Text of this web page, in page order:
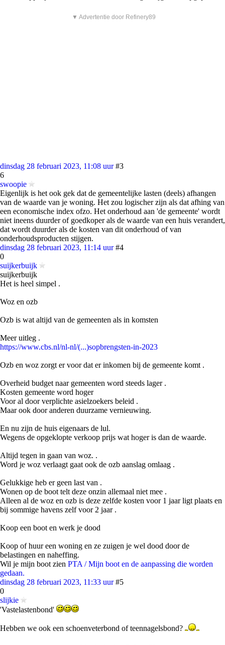
▼ Advertentie door Refinery89
dinsdag 28 februari 2023, 11:08 uur #3
6
swoopie
Eigenlijk is het ook gek dat de gemeentelijke lasten (deels) afhangen
van de waarde van je woning. Het zou logischer zijn als dat afhing van
een economische index ofzo. Het onderhoud aan 'de gemeente' wordt
niet ineens duurder of goedkoper als de waarde van een huis verandert,
dat wordt duurder als de kosten van dit onderhoud of van
onderhoudsproducten stijgen.
dinsdag 28 februari 2023, 11:14 uur #4
0
suijkerbuijk
suijkerbuijk
Het is heel simpel .
Woz en ozb
Ozb is wat altijd van de gemeenten als in komsten
Meer uitleg .
https://www.cbs.nl/nl-nl/(...)sopbrengsten-in-2023
Ozb en woz zorgt er voor dat er inkomen bij de gemeente komt .
Overheid budget naar gemeenten word steeds lager .
Kosten gemeente word hoger
Voor al door verplichte asielzoekers beleid .
Maar ook door anderen duurzame vernieuwing.
En nu zijn de huis eigenaars de lul.
Wegens de opgeklopte verkoop prijs wat hoger is dan de waarde.
Altijd tegen in gaan van woz. .
Word je woz verlaagt gaat ook de ozb aanslag omlaag .
Gelukkige heb er geen last van .
Wonen op de boot telt deze onzin allemaal niet mee .
Alleen al de woz en ozb is deze zelfde kosten voor 1 jaar ligt plaats en
bij sommige havens zelf voor 2 jaar .
Koop een boot en werk je dood
Koop of huur een woning en ze zuigen je wel dood door de
belastingen en naheffing.
Wil je mijn boot zien PTA / Mijn boot en de aanpassing die worden
gedaan.
dinsdag 28 februari 2023, 11:33 uur #5
0
slijkie
'Vastelastenbond'
Hebben we ook een schoenveterbond of teennagelsbond?